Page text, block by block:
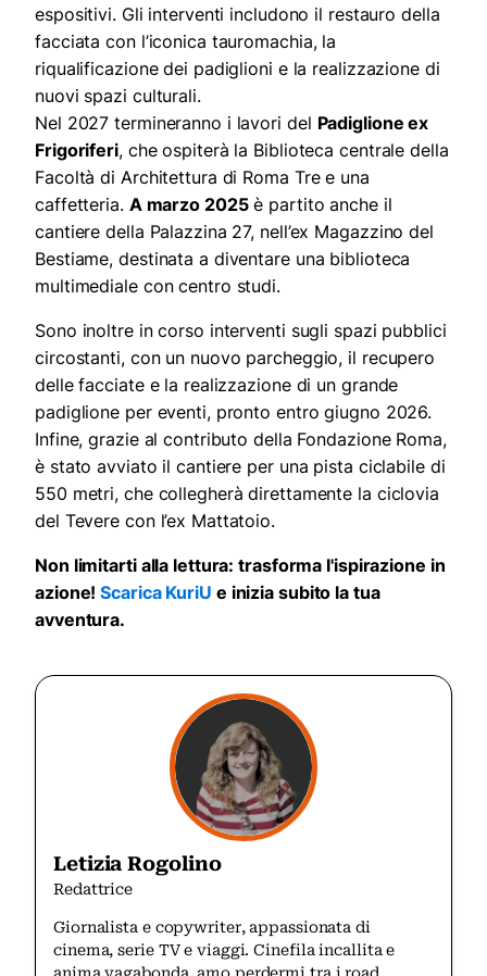
espositivi. Gli interventi includono il restauro della
facciata con l’iconica tauromachia, la
riqualificazione dei padiglioni e la realizzazione di
nuovi spazi culturali.
Nel 2027 termineranno i lavori del Padiglione ex
Frigoriferi, che ospiterà la Biblioteca centrale della
Facoltà di Architettura di Roma Tre e una
caffetteria. A marzo 2025è partito anche il
cantiere della Palazzina 27, nell’ex Magazzino del
Bestiame, destinata a diventare una biblioteca
multimediale con centro studi.
Sono inoltre in corso interventi sugli spazi pubblici
circostanti, con un nuovo parcheggio, il recupero
delle facciate e la realizzazione di un grande
padiglione per eventi, pronto entro giugno 2026.
Infine, grazie al contributo della Fondazione Roma,
è stato avviato il cantiere per una pista ciclabile di
550 metri, che collegherà direttamente la ciclovia
del Tevere con l’ex Mattatoio.
Non limitarti alla lettura: trasforma l'ispirazione in
azione!Scarica KuriU e inizia subito la tua
avventura.
Letizia Rogolino
Redattrice
Giornalista e copywriter, appassionata di
cinema, serie TV e viaggi. Cinefila incallita e